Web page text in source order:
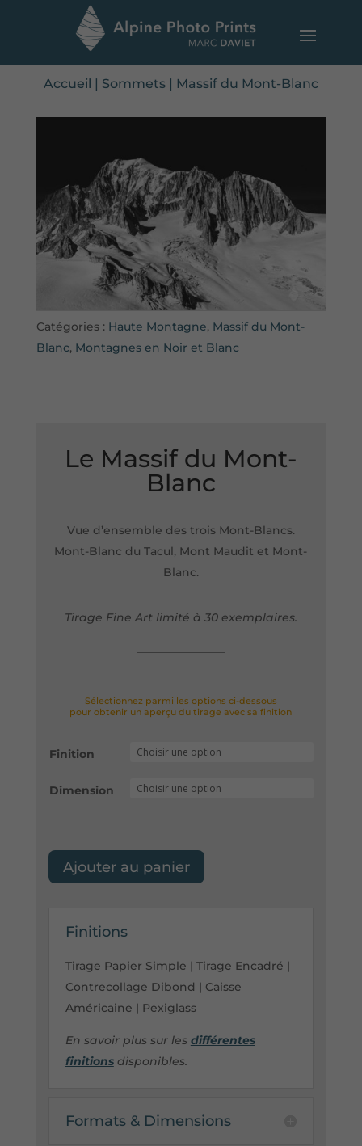
Accueil Sommets| Massif du Mont-Blanc
Catégories : Haute Montagne, Massif du Mont-
Blanc, Montagnes en Noir et Blanc
Le Massif du Mont-
Blanc
Vue d’ensemble des trois Mont-Blancs.
Mont-Blanc du Tacul, Mont Maudit et Mont-
Blanc.
Tirage Fine Art limité à 30 exemplaires.
Sélectionnez parmi les options ci-dessous
pour obtenir un aperçu du tirage avec sa finition
Finition
Dimension
Ajouter au panier
Finitions
Tirage Papier Simple | Tirage Encadré |
Contrecollage Dibond | Caisse
Américaine | Pexiglass
En savoir plus sur les différentes
finitionsdisponibles.
Formats & Dimensions